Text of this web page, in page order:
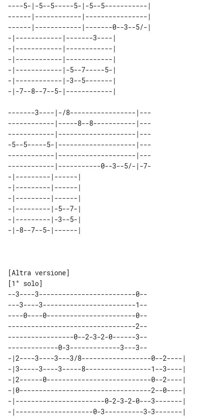
----5-|-5--5-----5-|-5--5-----------|
------|------------|----------------|
------|------------|-------0--3--5/-|
-|------------|-------3----|
-|------------|------------|
-|------------|------------|
-|------------|-5--7-----5-|
-|------------|-3--5-------|
-------3----|-/8-----------------|---
------------|-----8--8-----------|---
------------|--------------------|---
-5--5-----5-|--------------------|---
------------|--------------------|---
------------|-----------0--3--5/-|-7-
-|---------|------|
-|---------|------|
-|---------|------|
-|---------|-5--7-|
-|---------|-3--5-|
[Altra versione]
--3----3-------------------------0--
---3----3------------------------1--
----0----0-----------------------0--
---------------------------------2--
-----------------0--2-3-2-0------3--
-------------0-3-------------3---3--
-|2----3----3---3/8------------------0--2----|
-|3-----3----3-----8-----------------1--3----|
-|2------0---------------------------0--2----|
-|0----------------------------------2--0----|
-|-----------------------0-2-3-2-0---3-------|